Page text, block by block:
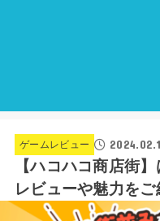
ゲームレビュー
【ハコハコ商店街
レビューや魅力をご